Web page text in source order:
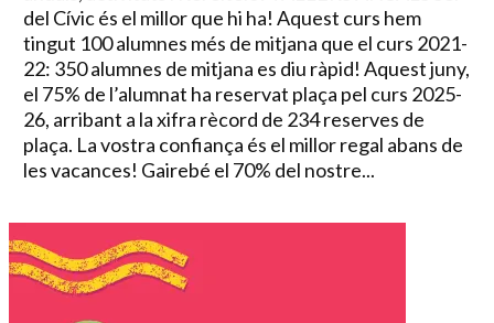
del Cívic és el millor que hi ha! Aquest curs hem
tingut 100 alumnes més de mitjana que el curs 2021-
22: 350 alumnes de mitjana es diu ràpid! Aquest juny,
el 75% de l’alumnat ha reservat plaça pel curs 2025-
26, arribant a la xifra rècord de 234 reserves de
plaça. La vostra confiança és el millor regal abans de
les vacances! Gairebé el 70% del nostre...